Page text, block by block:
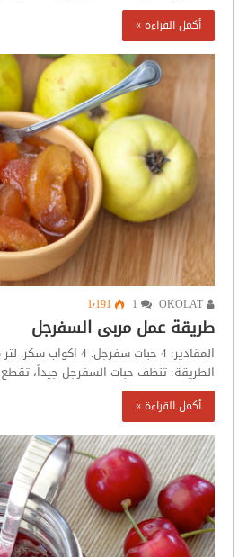
أكمل القراءة »
1٬191
طريقة عمل مربى السفرجل
المقادير: 4 حبات سفرجل.
الطريقة: تنظف حبات السفرجل جيداً،
أكمل القراءة »